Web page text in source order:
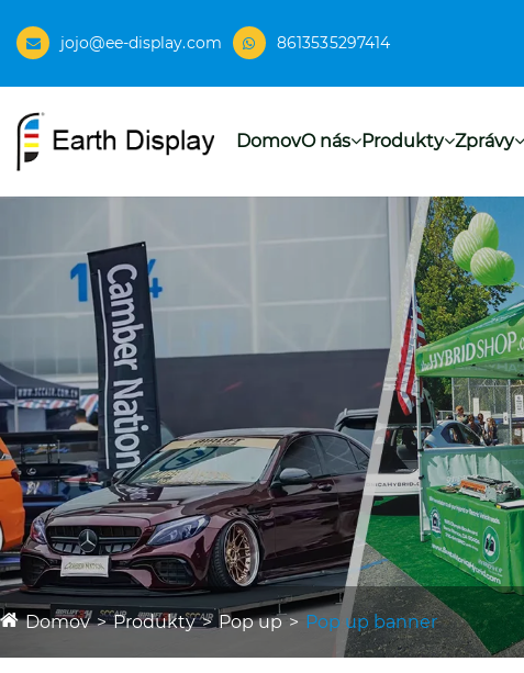
jojo@ee-display.com 8613535297414
DomovO nás Produkty Zprávy
Domov Produkty Pop up Pop up banner